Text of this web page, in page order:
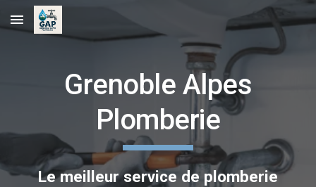
Skip to main content Skip to navigation
Grenoble Alpes
Plomberie
Le meilleur service de plomberie